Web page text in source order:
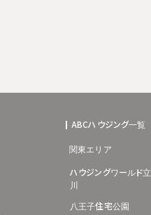
ABCハウジング一覧
関東エリア
ハウジングワールド立
川
八王子住宅公園